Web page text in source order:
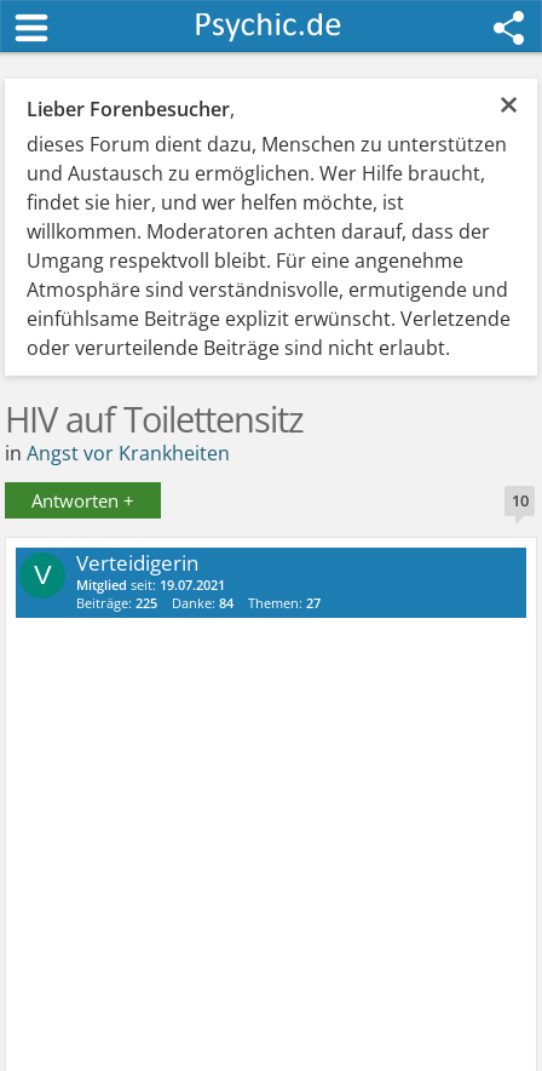
×
Lieber Forenbesucher,
dieses Forum dient dazu, Menschen zu unterstützen
und Austausch zu ermöglichen. Wer Hilfe braucht,
findet sie hier, und wer helfen möchte, ist
willkommen. Moderatoren achten darauf, dass der
Umgang respektvoll bleibt. Für eine angenehme
Atmosphäre sind verständnisvolle, ermutigende und
einfühlsame Beiträge explizit erwünscht. Verletzende
oder verurteilende Beiträge sind nicht erlaubt.
HIV auf Toilettensitz
inAngst vor Krankheiten
Antworten + 10
V Verteidigerin
Mitglied seit: 19.07.2021
Beiträge:225 Danke:84 Themen:27